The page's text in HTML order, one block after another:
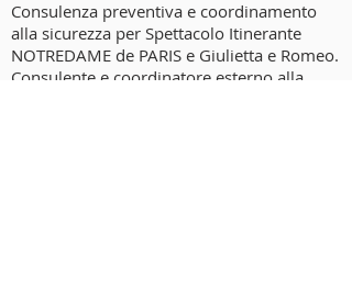
Consulenza preventiva e coordinamento
alla sicurezza per Spettacolo Itinerante
NOTREDAME de PARIS e Giulietta e Romeo.
Consulente e coordinatore esterno alla